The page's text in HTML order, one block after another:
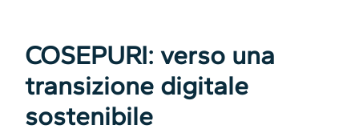
COSEPURI: verso una
transizione digitale
sostenibile